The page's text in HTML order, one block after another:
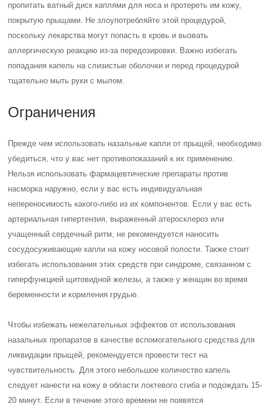
пропитать ватный диск каплями для носа и протереть им кожу,
покрытую прыщами. Не злоупотребляйте этой процедурой,
поскольку лекарства могут попасть в кровь и вызвать
аллергическую реакцию из-за передозировки. Важно избегать
попадания капель на слизистые оболочки и перед процедурой
тщательно мыть руки с мылом.
Ограничения
Прежде чем использовать назальные капли от прыщей, необходимо
убедиться, что у вас нет противопоказаний к их применению.
Нельзя использовать фармацевтические препараты против
насморка наружно, если у вас есть индивидуальная
непереносимость какого-либо из их компонентов. Если у вас есть
артериальная гипертензия, выраженный атеросклероз или
учащенный сердечный ритм, не рекомендуется наносить
сосудосуживающие капли на кожу носовой полости. Также стоит
избегать использования этих средств при синдроме, связанном с
гиперфункцией щитовидной железы, а также у женщин во время
беременности и кормления грудью.
Чтобы избежать нежелательных эффектов от использования
назальных препаратов в качестве вспомогательного средства для
ликвидации прыщей, рекомендуется провести тест на
чувствительность. Для этого небольшое количество капель
следует нанести на кожу в области локтевого сгиба и подождать 15-
20 минут. Если в течение этого времени не появятся